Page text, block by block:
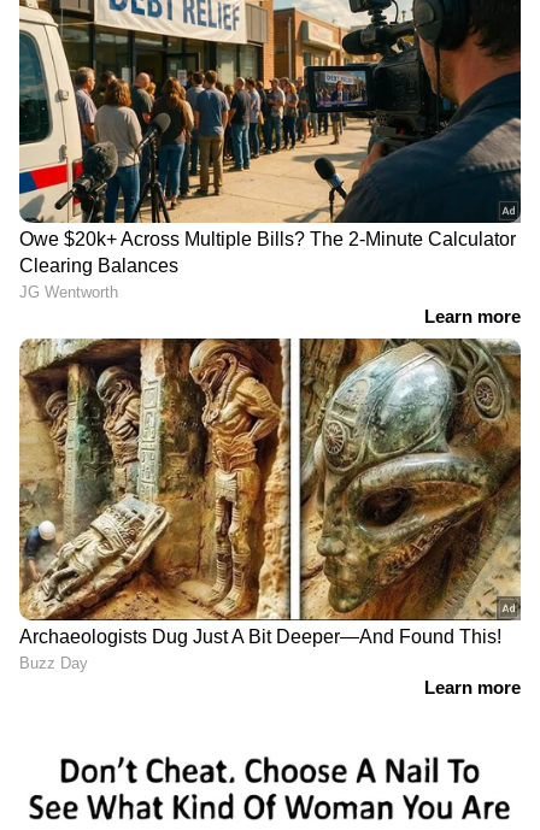
മലയാളികൾക്ക്
ഓണസമ്മാനം; ബംഗളൂരു
– എറണാകുളം സ്‌പെഷ്യൽ
ട്രെയിൻ ഓഗസ്റ്റ് 10 മുതൽ
രാഹുൽ ഗാന്ധിയെ
വലിച്ചിഴച്ചതും പ്രിയങ്ക
ഗാന്ധിയെ പുരുഷ
പൊലീസ് തടഞ്ഞതും
എംപിമാരോടുള്ള
കയ്യേറ്റവും
അംഗീകരിക്കാനാകില്ല, ദില്ലി
പൊലീസിനെതിരെ
LATEST VIDEOS
മാതൃക ചോദ്യങ്ങൾ അതേപടി
പരീക്ഷയ്ക്ക്; ആരോഗ്യ
ഗൗതം കൃഷ്ണനായി തെരച്ചിൽ;
നാവികസേനയുടെ ഐഎൻഎസ്